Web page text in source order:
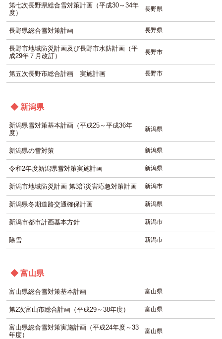
第七次長野県総合雪対策計画（平成30～34年
度）
長野県
長野県総合雪対策計画 長野県
長野市地域防災計画及び長野市水防計画（平
成29年７月改訂）
長野市
第五次長野市総合計画 実施計画 長野市
◆ 新潟県
新潟県雪対策基本計画（平成25～平成36年
度）
新潟県
新潟県の雪対策 新潟県
令和2年度新潟県雪対策実施計画 新潟県
新潟市地域防災計画 第3部災害応急対策計画 新潟市
新潟県冬期道路交通確保計画 新潟県
新潟市都市計画基本方針 新潟市
除雪 新潟市
◆ 富山県
富山県総合雪対策基本計画 富山県
第2次富山市総合計画（平成29～38年度） 富山県
富山県総合雪対策実施計画（平成24年度～33
年度）
富山県